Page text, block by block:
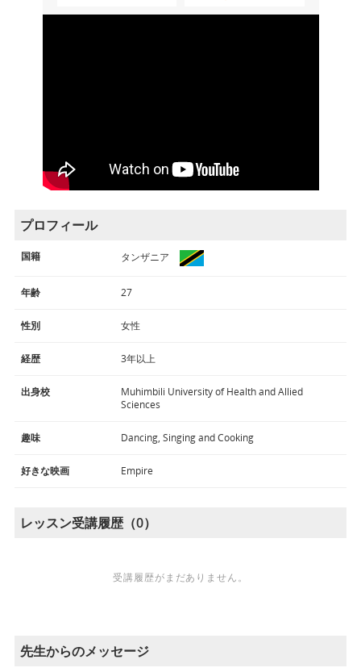
プロフィール
国籍 タンザニア
年齢 27
性別 女性
経歴 3年以上
出身校
Muhimbili University of Health and Allied
Sciences
趣味 Dancing, Singing and Cooking
好きな映画 Empire
レッスン受講履歴（0）
受講履歴がまだありません。
先生からのメッセージ